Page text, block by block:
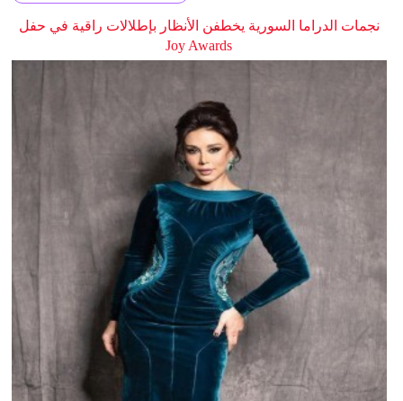
نجمات الدراما السورية يخطفن الأنظار بإطلالات راقية في حفل
Joy Awards